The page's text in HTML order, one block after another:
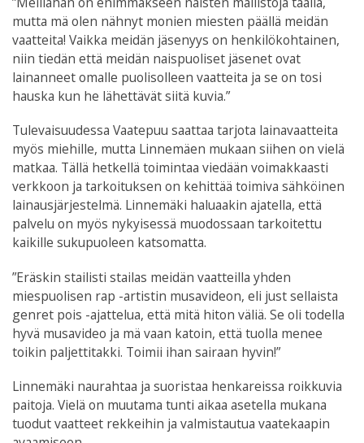
mutta mä olen nähnyt monien miesten päällä meidän
vaatteita! Vaikka meidän jäsenyys on henkilökohtainen,
niin tiedän että meidän naispuoliset jäsenet ovat
lainanneet omalle puolisolleen vaatteita ja se on tosi
hauska kun he lähettävät siitä kuvia.”
Tulevaisuudessa Vaatepuu saattaa tarjota lainavaatteita
myös miehille, mutta Linnemäen mukaan siihen on vielä
matkaa. Tällä hetkellä toimintaa viedään voimakkaasti
verkkoon ja tarkoituksen on kehittää toimiva sähköinen
lainausjärjestelmä. Linnemäki haluaakin ajatella, että
palvelu on myös nykyisessä muodossaan tarkoitettu
kaikille sukupuoleen katsomatta.
”Eräskin stailisti stailas meidän vaatteilla yhden
miespuolisen rap -artistin musavideon, eli just sellaista
genret pois -ajattelua, että mitä hiton väliä. Se oli todella
hyvä musavideo ja mä vaan katoin, että tuolla menee
toikin paljettitakki. Toimii ihan sairaan hyvin!”
Linnemäki naurahtaa ja suoristaa henkareissa roikkuvia
paitoja. Vielä on muutama tunti aikaa asetella mukana
tuodut vaatteet rekkeihin ja valmistautua vaatekaapin